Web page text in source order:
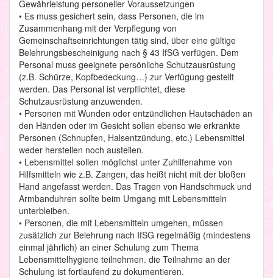
Gewährleistung personeller Voraussetzungen
• Es muss gesichert sein, dass Personen, die im
Zusammenhang mit der Verpflegung von
Gemeinschaftseinrichtungen tätig sind, über eine gültige
Belehrungsbescheinigung nach § 43 IfSG verfügen. Dem
Personal muss geeignete persönliche Schutzausrüstung
(z.B. Schürze, Kopfbedeckung…) zur Verfügung gestellt
werden. Das Personal ist verpflichtet, diese
Schutzausrüstung anzuwenden.
• Personen mit Wunden oder entzündlichen Hautschäden an
den Händen oder im Gesicht sollen ebenso wie erkrankte
Personen (Schnupfen, Halsentzündung, etc.) Lebensmittel
weder herstellen noch austeilen.
• Lebensmittel sollen möglichst unter Zuhilfenahme von
Hilfsmitteln wie z.B. Zangen, das heißt nicht mit der bloßen
Hand angefasst werden. Das Tragen von Handschmuck und
Armbanduhren sollte beim Umgang mit Lebensmitteln
unterbleiben.
• Personen, die mit Lebensmitteln umgehen, müssen
zusätzlich zur Belehrung nach IfSG regelmäßig (mindestens
einmal jährlich) an einer Schulung zum Thema
Lebensmittelhygiene teilnehmen. die Teilnahme an der
Schulung ist fortlaufend zu dokumentieren.